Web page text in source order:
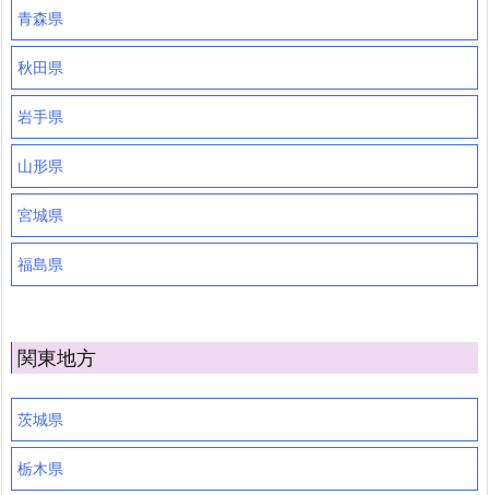
青森県
秋田県
岩手県
山形県
宮城県
福島県
関東地方
茨城県
栃木県